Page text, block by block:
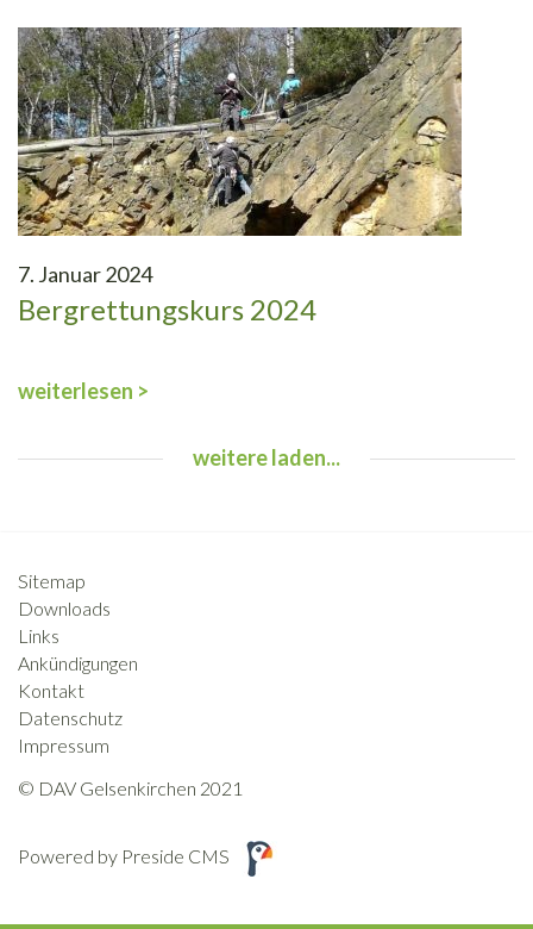
7. Januar 2024
Bergrettungskurs 2024
weiterlesen >
weitere laden...
Sitemap
Downloads
Links
Ankündigungen
Kontakt
Datenschutz
Impressum
© DAV Gelsenkirchen 2021
Powered by Preside CMS